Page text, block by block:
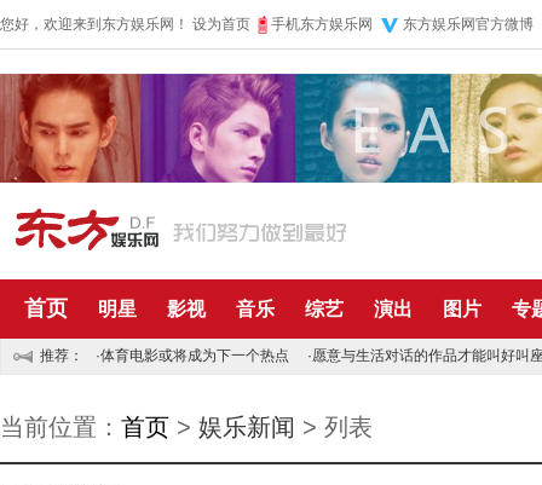
您好，欢迎来到东方娱乐网！ 设为首页 手机东方娱乐网 东方娱乐网官方微博
首页 明星 影视 音乐 综艺 演出 图片 专
推荐： ·体育电影或将成为下一个热点 ·愿意与生活对话的作品才能叫好叫
当前位置： 首页 > 娱乐新闻 > 列表